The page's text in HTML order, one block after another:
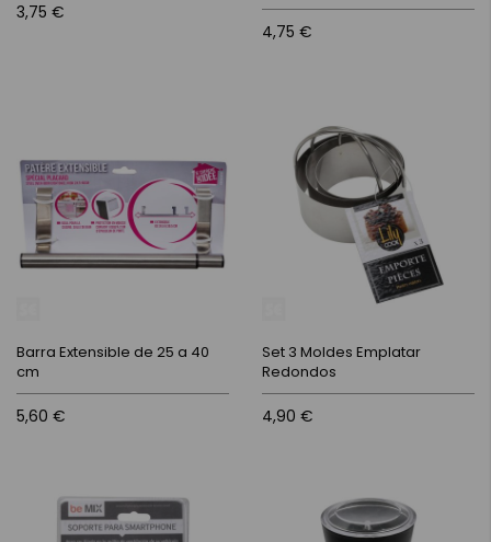
3,75 €
4,75 €
Barra Extensible de 25 a 40
cm
5,60 €
Set 3 Moldes Emplatar
Redondos
4,90 €